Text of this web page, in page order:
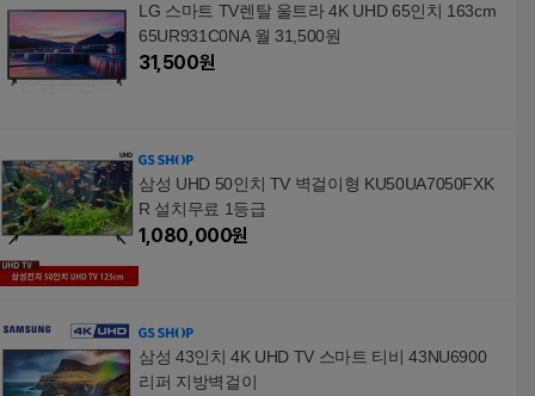
치
LG 스마트 TV렌탈 울트라 4K UHD 65인치 163cm
65UR931C0NA 월 31,500원
31,500원
삼성 UHD 50인치 TV 벽걸이형 KU50UA7050FXK
R 설치무료 1등급
1,080,000원
삼성 43인치 4K UHD TV 스마트 티비 43NU6900
리퍼 지방벽걸이